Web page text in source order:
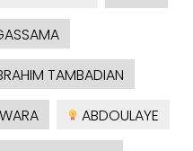
TAMBADIAN
ABDOULAYE